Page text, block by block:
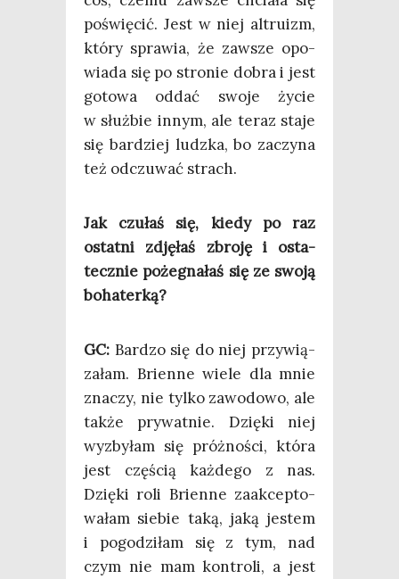
poświę­cić. Jest w niej altru­izm,
któ­ry spra­wia, że zawsze opo­
wia­da się po stro­nie dobra i jest
goto­wa oddać swo­je życie
w służ­bie innym, ale teraz sta­je
się bar­dziej ludz­ka, bo zaczy­na
też odczu­wać strach.
Jak czu­łaś się, kie­dy po raz
ostat­ni zdję­łaś zbro­ję i osta­
tecz­nie poże­gna­łaś się ze swo­ją
bohaterką?
GC: Bar­dzo się do niej przy­wią­
za­łam. Brien­ne wie­le dla mnie
zna­czy, nie tyl­ko zawo­do­wo, ale
tak­że pry­wat­nie. Dzię­ki niej
wyzby­łam się próż­no­ści, któ­ra
jest czę­ścią każ­de­go z nas.
Dzię­ki roli Brien­ne zaak­cep­to­
wa­łam sie­bie taką, jaką jestem
i pogo­dzi­łam się z tym, nad
czym nie mam kon­tro­li, a jest